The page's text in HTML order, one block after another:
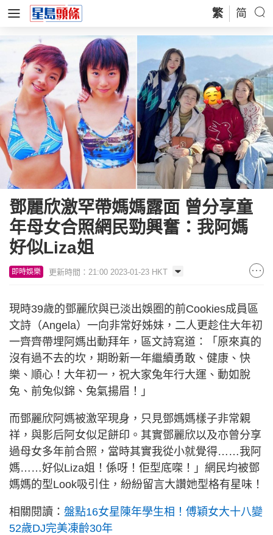
繁 简
鄧麗欣激罕帶媽媽露面 曾分享童
年母女合照網民勁興奮：我阿媽
好似Liza姐
即時娛樂 更新時間：21:00 2023-01-23 HKT
現時39歲的鄧麗欣與已淡出娛圈的前Cookies成員區
文詩（Angela）一向非常好姊妹，二人更趁住大年初
一齊齊帶埋阿媽出動拜年，區文詩寫道：「原來真的
沒有過不去的坎，期盼新一年繼續勇敢、健康、快
樂、順心！大年初一，祝大家兔年行大運、動如脫
兔、前兔似錦、兔氣揚眉！」
而鄧麗欣阿媽被激罕現身，只見鄧媽媽樣子非常親
祥，與影后阿女似足餅印。其實鄧麗欣以及亦曾分享
過母女多年前合照，當時其實我從小就覺得……我阿
媽……好似Liza姐！係呀！佢型底㗎！」網民均被鄧
媽媽的型Look吸引住，紛紛留言大讚她型格有星味！
相關閱讀： 盤點16女星陳年學生相！傅穎女大十八變
52歲DJ完美凍齡30年